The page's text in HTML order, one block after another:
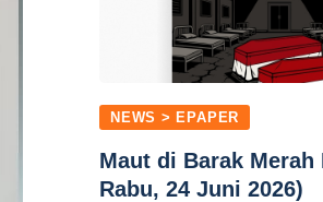
NEWS > EPAPER
Maut di Barak Merah
Rabu, 24 Juni 2026)